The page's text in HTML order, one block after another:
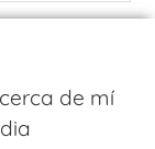
de mí